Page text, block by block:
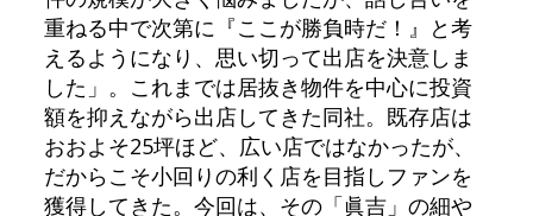
重ねる中で次第に『ここが勝負時だ！』と考
えるようになり、思い切って出店を決意しま
した」。これまでは居抜き物件を中心に投資
額を抑えながら出店してきた同社。既存店は
おおよそ25坪ほど、広い店ではなかったが、
だからこそ小回りの利く店を目指しファンを
獲得してきた。今回は、その「眞吉」の細や